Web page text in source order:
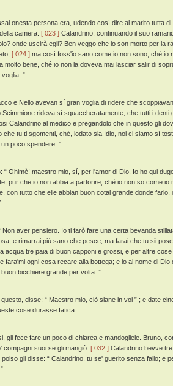
onesta persona era, udendo cosí dire al marito tutta
camera. [ 023 ] Calandrino, continuando il suo
onde uscirà egli? Ben veggo che io son morto per la
[ 024 ] ma cosí foss'io sano come io non sono, ché io
molto bene, ché io non la doveva mai lasciar salir di
”
e Nello avevan sí gran voglia di ridere che
rideva sí squaccheratamente, che tutti i denti
Calandrino al medico e pregandolo che in questo gli
che tu ti sgomenti, ché, lodato sia Idio, noi ci siamo sí
poco spendere. ”
“ Ohimè! maestro mio, sí, per l'amor di Dio. Io ho qui
pur che io non abbia a partorire, ché io non so come
con tutto che elle abbian buon cotal grande donde
Non aver pensiero. Io ti farò fare una certa bevanda
e rimarrai piú sano che pesce; ma farai che tu sii
acqua tre paia di buon capponi e grossi, e per altre
fara'mi ogni cosa recare alla bottega; e io al nome di
bicchiere grande per volta. ”
disse: “ Maestro mio, ciò siane in voi ” ; e date
cose durasse fatica.
gli fece fare un poco di chiarea e mandogliele. Bruno,
suoi se gli mangiò. [ 032 ] Calandrino bevve
gli disse: “ Calandrino, tu se' guerito senza fallo; e